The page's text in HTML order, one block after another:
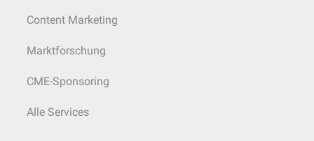
Content Marketing
Marktforschung
CME-Sponsoring
Alle Services